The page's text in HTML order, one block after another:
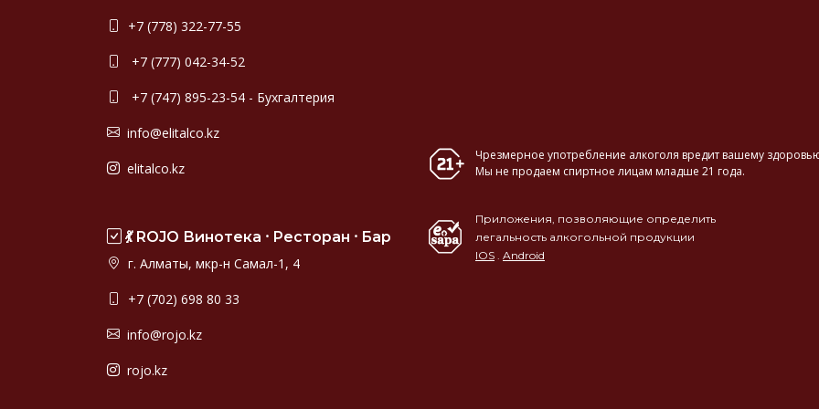
+7 (778) 322-77-55
+7 (777) 042-34-52
+7 (747) 895-23-54 - Бухгалтерия
info@elitalco.kz
elitalco.kz
💃 ROJO Винотека ⸱ Ресторан ⸱ Бар
г. Алматы, мкр-н Самал-1, 4
+7 (702) 698 80 33
info@rojo.kz
rojo.kz
Чрезмерное употребление алкоголя вредит вашему
Мы не продаем спиртное лицам младше 21 года.
Приложения, позволяющие определить
легальность алкогольной продукции
IOS Android